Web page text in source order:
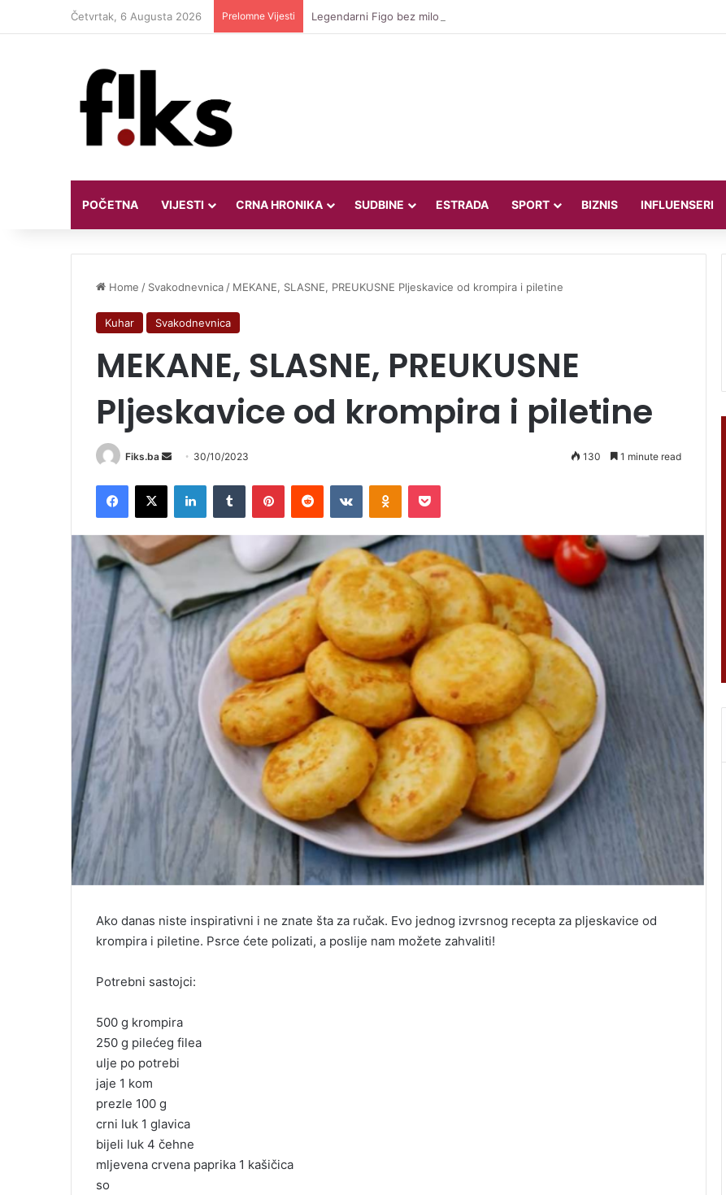
Četvrtak, 6 Augusta 2026 Prelomne Vijesti Legendarni Figo bez milosti prema Infantinu: “Lagao je i ukaljao funkciju, sada
POČETNA VIJESTI CRNA HRONIKA SUDBINE ESTRADA SPORT BIZNIS INFLUENSERI
Home / Svakodnevnica / MEKANE, SLASNE, PREUKUSNE Pljeskavice od krompira i piletine
Kuhar Svakodnevnica
MEKANE, SLASNE, PREUKUSNE
Pljeskavice od krompira i piletine
Fiks.ba
Send
email
30/10/2023 130 1 minute read
Facebook
X LinkedInTumblr PinterestReddit VKontakteOdnoklassniki
Pocket
Ako danas niste inspirativni i ne znate šta za ručak. Evo jednog izvrsnog recepta za pljeskavice od
krompira i piletine. Psrce ćete polizati, a poslije nam možete zahvaliti!
Potrebni sastojci:
500 g krompira
250 g pilećeg filea
ulje po potrebi
jaje 1 kom
prezle 100 g
crni luk 1 glavica
bijeli luk 4 čehne
mljevena crvena paprika 1 kašičica
so